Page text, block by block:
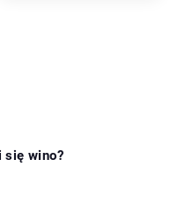
się wino?